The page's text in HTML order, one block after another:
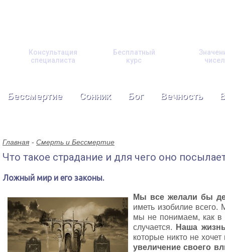
Консультация
специалиста
Бесплатный
курс
чисел
Бессмертие Сонник Бог Вечность
Главная Смерть и Бессмертие
Что такое страдание и для чего оно
Ложный мир и его законы.
Мы все желали бы
иметь изобилие
мы не понимаем, как в
случается.
Наша
которые никто не хочет
увеличение своего